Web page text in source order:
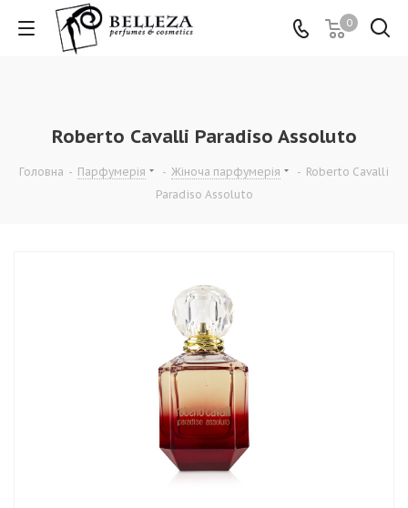
0
Roberto Cavalli Paradiso Assoluto
Головна - Парфумерія - Жіноча парфумерія - Roberto Cavalli
Paradiso Assoluto